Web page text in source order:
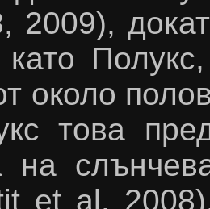
2009),
като
около
това
на
et al.